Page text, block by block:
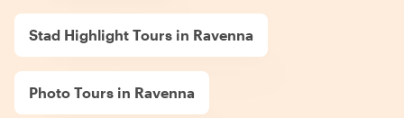
Stad Highlight Tours in Ravenna
Photo Tours in Ravenna